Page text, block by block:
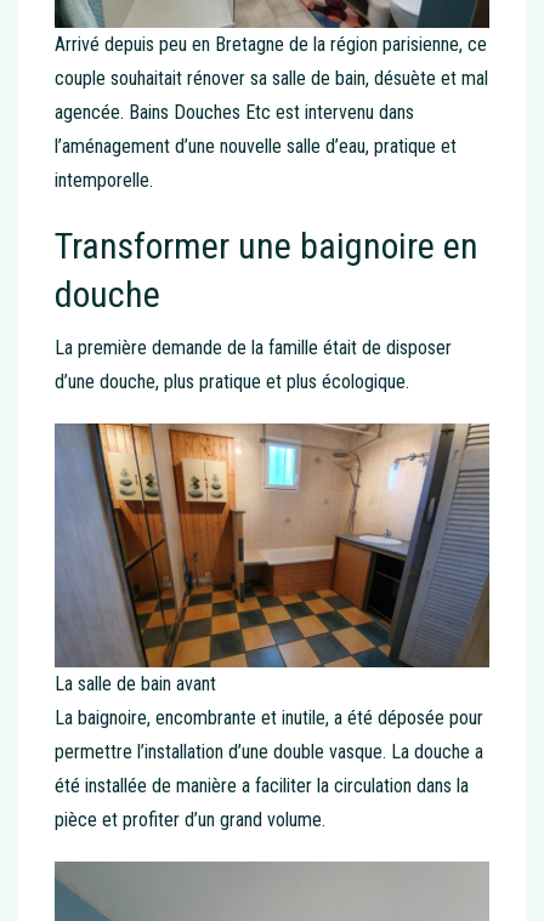
Arrivé depuis peu en Bretagne de la région parisienne, ce
couple souhaitait rénover sa salle de bain, désuète et mal
agencée. Bains Douches Etc est intervenu dans
l’aménagement d’une nouvelle salle d’eau, pratique et
intemporelle.
Transformer une baignoire en
douche
La première demande de la famille était de disposer
d’une douche, plus pratique et plus écologique.
La salle de bain avant
La baignoire, encombrante et inutile, a été déposée pour
permettre l’installation d’une double vasque. La douche a
été installée de manière a faciliter la circulation dans la
pièce et profiter d’un grand volume.